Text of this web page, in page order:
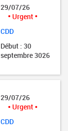
29/07/26
Urgent
CDD
Début : 30
septembre 3026
29/07/26
Urgent
CDD